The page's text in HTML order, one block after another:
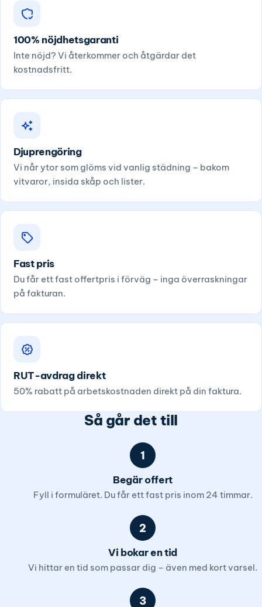
100% nöjdhetsgaranti
Inte nöjd? Vi återkommer och åtgärdar det
kostnadsfritt.
Djuprengöring
Vi når ytor som glöms vid vanlig städning – bakom
vitvaror, insida skåp och lister.
Fast pris
Du får ett fast offertpris i förväg – inga överraskningar
på fakturan.
RUT-avdrag direkt
50% rabatt på arbetskostnaden direkt på din faktura.
Så går det till
1
Begär offert
Fyll i formuläret. Du får ett fast pris inom 24 timmar.
2
Vi bokar en tid
Vi hittar en tid som passar dig – även med kort varsel.
3